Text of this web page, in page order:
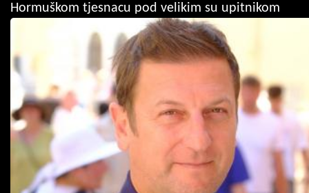
Hormuškom tjesnacu pod velikim su upitnikom